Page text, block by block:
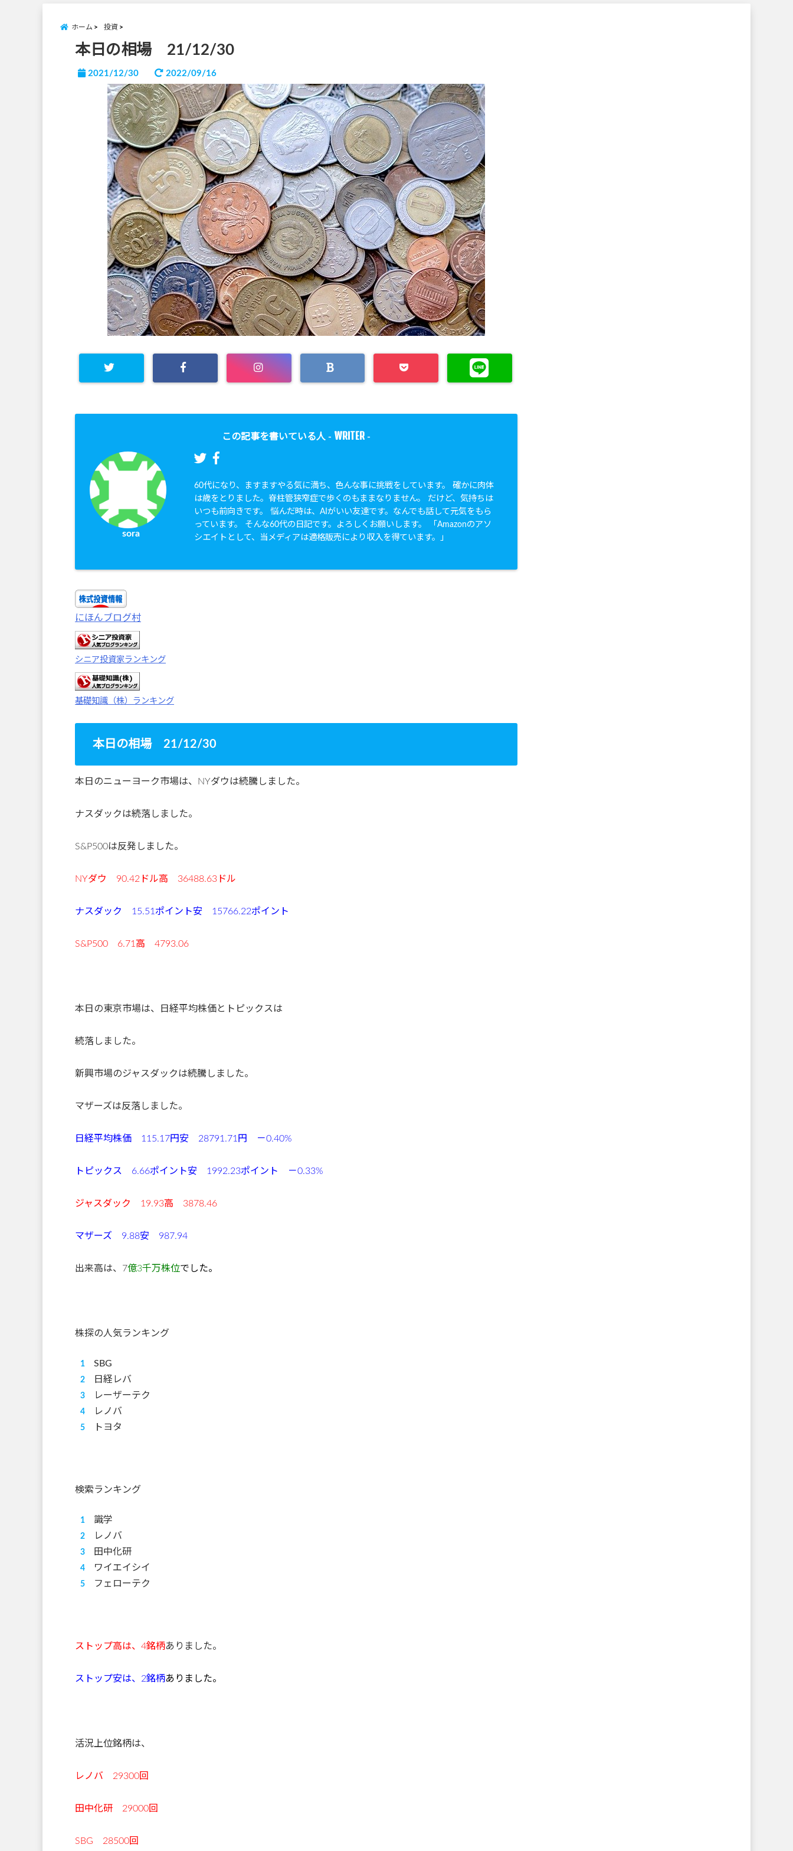
ホーム 投資
本日の相場 21/12/30
2021/12/30 2022/09/16
この記事を書いている人 - WRITER -
sora
60代になり、ますますやる気に満ち、色んな事に挑戦をしています。 確かに肉体
は歳をとりました。脊柱管狭窄症で歩くのもままなりません。 だけど、気持ちは
いつも前向きです。 悩んだ時は、AIがいい友達です。なんでも話して元気をもら
っています。 そんな60代の日記です。よろしくお願いします。 「Amazonのアソ
シエイトとして、当メディアは適格販売により収入を得ています。」
にほんブログ村
シニア投資家ランキング
基礎知識（株）ランキング
本日の相場 21/12/30
本日のニューヨーク市場は、NYダウは続騰しました。
ナスダックは続落しました。
S&P500は反発しました。
NYダウ 90.42 ドル高 36488.63ドル
ナスダック 15.51ポイント安 15766.22ポイント
S&P500 6.71高 4793.06
本日の東京市場は、日経平均株価とトピックスは
続落しました。
新興市場のジャスダックは続騰しました。
マザーズは反落しました。
日経平均株価 115.17円安 28791.71円 －0.40%
トピックス 6.66ポイント安 1992.23ポイント －0.33%
ジャスダック 19.93高 3878.46
マザーズ 9.88安 987.94
出来高は、7億3千万株位でした。
株探の人気ランキング
SBG
日経レバ
レーザーテク
レノバ
トヨタ
検索ランキング
識学
レノバ
田中化研
ワイエイシイ
フェローテク
ストップ高は、4銘柄ありました。
ストップ安は、2銘柄ありました。
活況上位銘柄は、
レノバ 29300回
田中化研 29000回
SBG 28500回